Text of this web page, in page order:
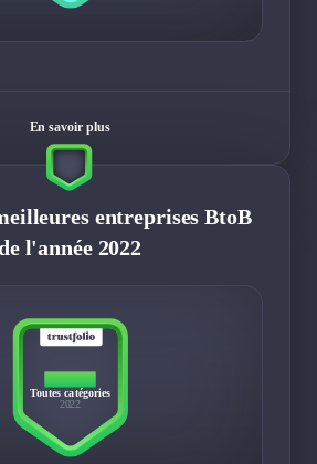
En savoir plus
entreprises BtoB
l'année 2022
TOP 10
Toutes catégories
2022